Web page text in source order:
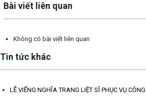
Bài viết liên quan
Không có bài viết liên quan
Tin tức khác
LỄ VIẾNG NGHĨA TRANG LIỆT SĨ PHỤC VỤ